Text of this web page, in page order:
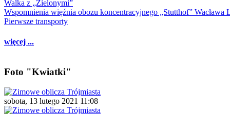
Walka z „Zielonymi”
Wspomnienia więźnia obozu koncentracyjnego „Stutthof” Wacława
Pierwsze transporty
więcej ...
Foto "Kwiatki"
sobota, 13 lutego 2021 11:08